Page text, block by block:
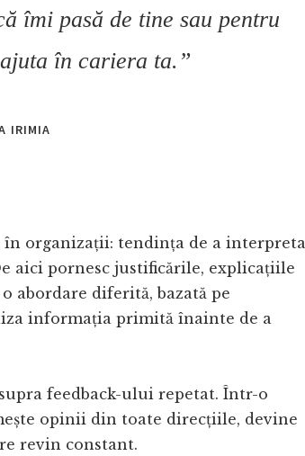
îmi pasă de tine sau pentru
în cariera ta. ”
IRIMIA
în organizații: tendința de a interpreta
aici pornesc justificările, explicațiile
abordare diferită, bazată pe
informația primită înainte de a
feedback-ului repetat. Într-o
opinii din toate direcțiile, devine
revin constant.